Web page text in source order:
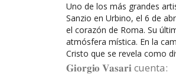
Uno de los más grandes
Sanzio en Urbino, el 6 de
el corazón de Roma. Su
atmósfera mística. En la
Cristo que se revela como
𝐆𝐢𝐨𝐫𝐠𝐢𝐨 𝐕𝐚𝐬𝐚𝐫𝐢 cuenta: